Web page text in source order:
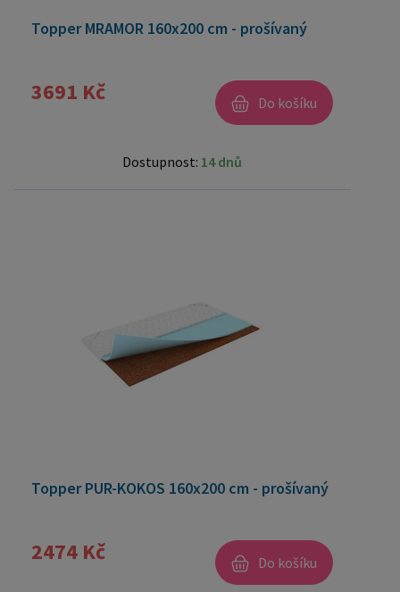
Topper MRAMOR 160x200 cm - prošívaný
3691 Kč Do košíku
Dostupnost: 14 dnů
Topper PUR-KOKOS 160x200 cm - prošívaný
2474 Kč Do košíku